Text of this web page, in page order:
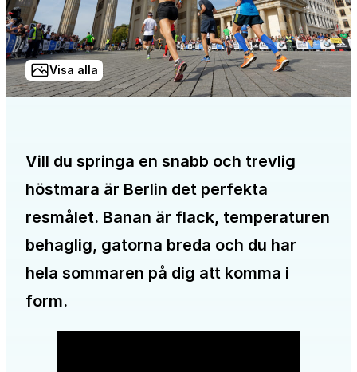
Visa alla
Vill du springa en snabb och trevlig
höstmara är Berlin det perfekta
resmålet. Banan är flack, temperaturen
behaglig, gatorna breda och du har
hela sommaren på dig att komma i
form.